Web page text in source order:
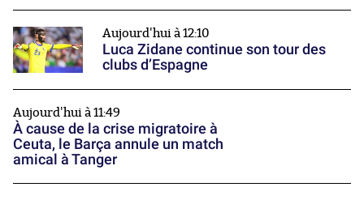
Aujourd'hui à 12:10
Luca Zidane continue son tour des
clubs d’Espagne
Aujourd'hui à 11:49
À cause de la crise migratoire à
Ceuta, le Barça annule un match
amical à Tanger